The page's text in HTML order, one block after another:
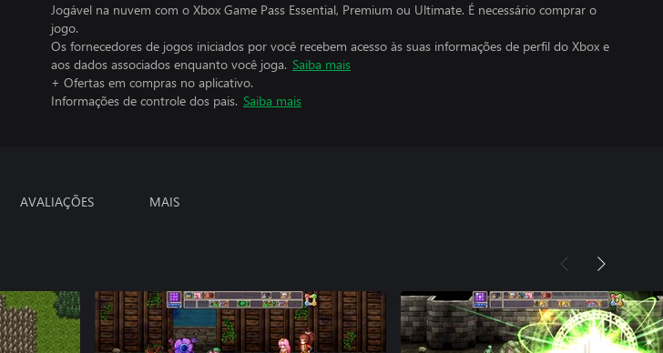
Jogável na nuvem com o Xbox Game Pass Essential, Premium ou Ultimate. É necessário comprar o
jogo.
Os fornecedores de jogos iniciados por você recebem acesso às suas informações de perfil do Xbox e
aos dados associados enquanto você joga. Saiba mais
+ Ofertas em compras no aplicativo.
Informações de controle dos pais. Saiba mais
AVALIAÇÕES MAIS